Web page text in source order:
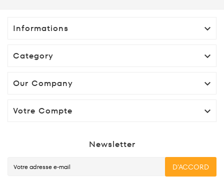
Informations 
Category 
Our Company 
Votre Compte 
Newsletter
D'ACCORD